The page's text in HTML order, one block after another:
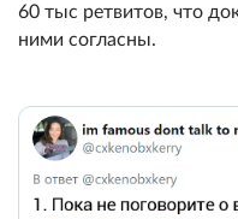
60 тыс ретвитов, что
ними согласны.